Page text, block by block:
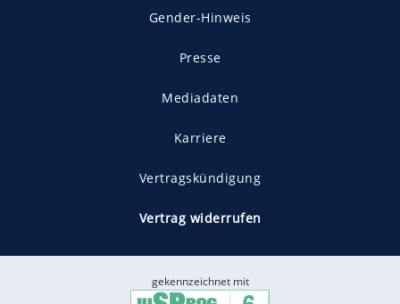
Gender-Hinweis
Presse
Mediadaten
Karriere
Vertragskündigung
Vertrag widerrufen
gekennzeichnet mit